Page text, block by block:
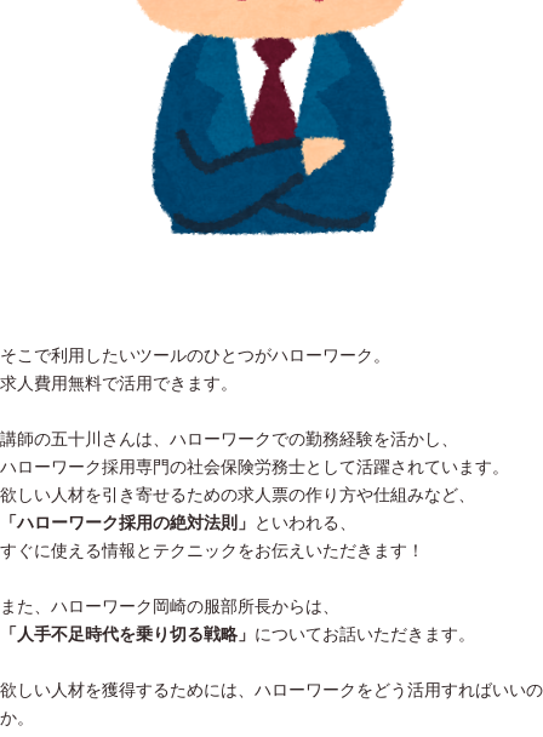
そこで利用したいツールのひとつがハローワーク。
求人費用無料で活用できます。
講師の五十川さんは、ハローワークでの勤務経験を活かし、
ハローワーク採用専門の社会保険労務士として活躍されています。
欲しい人材を引き寄せるための求人票の作り方や仕組みなど、
「ハローワーク採用の絶対法則」 といわれる、
すぐに使える情報とテクニックをお伝えいただきます！
また、ハローワーク岡崎の服部所長からは、
「人手不足時代を乗り切る戦略」 についてお話いただきます。
欲しい人材を獲得するためには、ハローワークをどう活用すればいいの
か。